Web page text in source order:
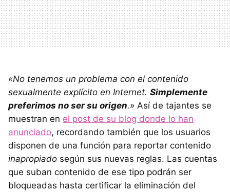
«No tenemos un problema con el contenido
sexualmente explícito en Internet. Simplemente
preferimos no ser su origen.» Así de tajantes se
muestran en el post de su blog donde lo han
anunciado, recordando también que los usuarios
disponen de una función para reportar contenido
inapropiado según sus nuevas reglas. Las cuentas
que suban contenido de ese tipo podrán ser
bloqueadas hasta certificar la eliminación del